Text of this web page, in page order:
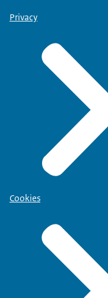
Privacy
Cookies